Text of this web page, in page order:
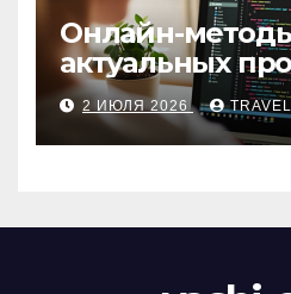
Онлайн-
актуальных
2 ИЮЛЯ 2026